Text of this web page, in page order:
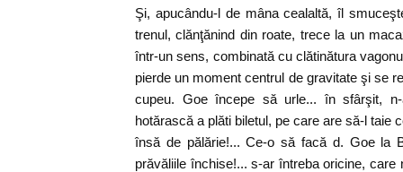
Şi, apucându-l de mâna cealaltă, îl
trenul, clănţănind din roate, trece la un
într-un sens, combinată cu clătinătura
pierde un moment centrul de gravitate şi se
cupeu. Goe începe să urle... în sfârşit,
hotărască a plăti biletul, pe care are să-l taie
însă de pălărie!... Ce-o să facă d. Goe la
prăvăliile închise!... s-ar întreba oricine,